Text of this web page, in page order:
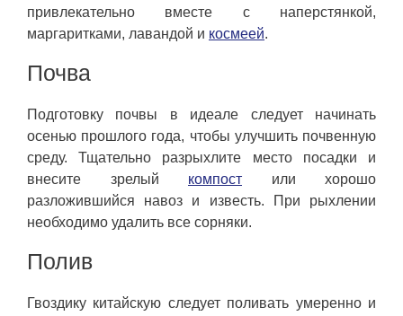
привлекательно вместе с наперстянкой,
маргаритками, лавандой и космеей.
Почва
Подготовку почвы в идеале следует начинать
осенью прошлого года, чтобы улучшить почвенную
среду. Тщательно разрыхлите место посадки и
внесите зрелый компост или хорошо
разложившийся навоз и известь. При рыхлении
необходимо удалить все сорняки.
Полив
Гвоздику китайскую следует поливать умеренно и